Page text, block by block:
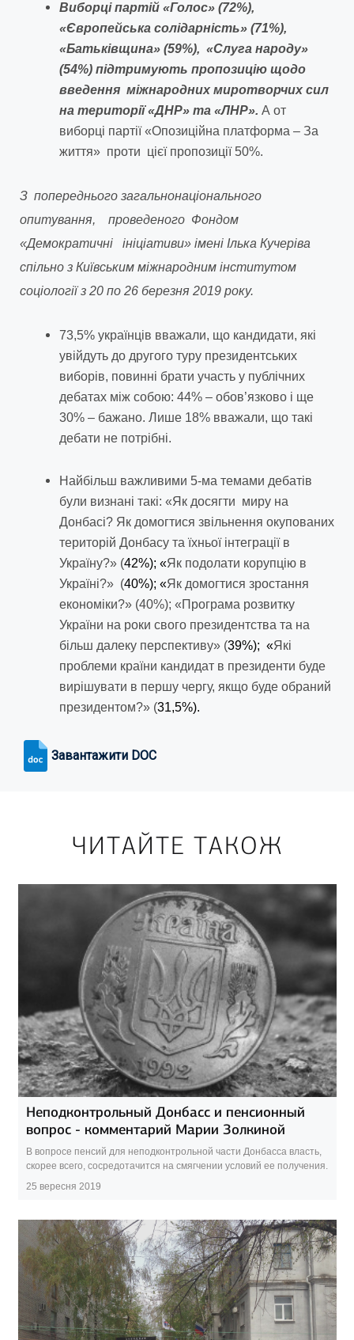
Виборці партій «Голос» (72%),
«Європейська солідарність» (71%),
«Батьківщина» (59%), «Слуга народу»
(54%) підтримують пропозицію щодо
введення міжнародних миротворчих сил
на території «ДНР» та «ЛНР». А от
виборці партії «Опозиційна платформа – За
життя» проти цієї пропозиції 50%.
З попереднього загальнонаціонального
опитування, проведеного Фондом
«Демократичні ініціативи» імені Ілька Кучеріва
спільно з Київським міжнародним інститутом
соціології з 20 по 26 березня 2019 року.
73,5% українців вважали, що кандидати, які
увійдуть до другого туру президентських
виборів, повинні брати участь у публічних
дебатах між собою: 44% – обов’язково і ще
30% – бажано. Лише 18% вважали, що такі
дебати не потрібні.
Найбільш важливими 5-ма темами дебатів
були визнані такі: «Як досягти миру на
Донбасі? Як домогтися звільнення окупованих
територій Донбасу та їхньої інтеграції в
Україну?» (42%); «Як подолати корупцію в
Україні?» (40%); «Як домогтися зростання
економіки?» (40%); «Програма розвитку
України на роки свого президентства та на
більш далеку перспективу» (39%); «Які
проблеми країни кандидат в президенти буде
вирішувати в першу чергу, якщо буде обраний
президентом?» (31,5%).
Завантажити DOC
ЧИТАЙТЕ ТАКОЖ
Неподконтрольный Донбасс и пенсионный
вопрос - комментарий Марии Золкиной
В вопросе пенсий для неподконтрольной части Донбасса власть,
скорее всего, сосредотачится на смягчении условий ее получения.
25 вересня 2019